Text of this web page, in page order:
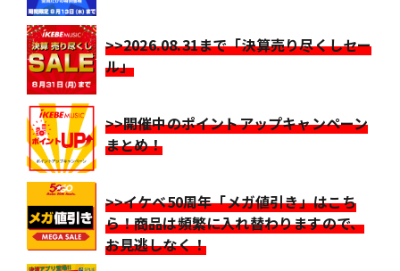
>>2026.08.31まで「決算売り尽くしセー
ル」
>>開催中のポイントアップキャンペーン
まとめ！
>>イケベ50周年「メガ値引き」はこち
ら！商品は頻繁に入れ替わりますので、
お見逃しなく！